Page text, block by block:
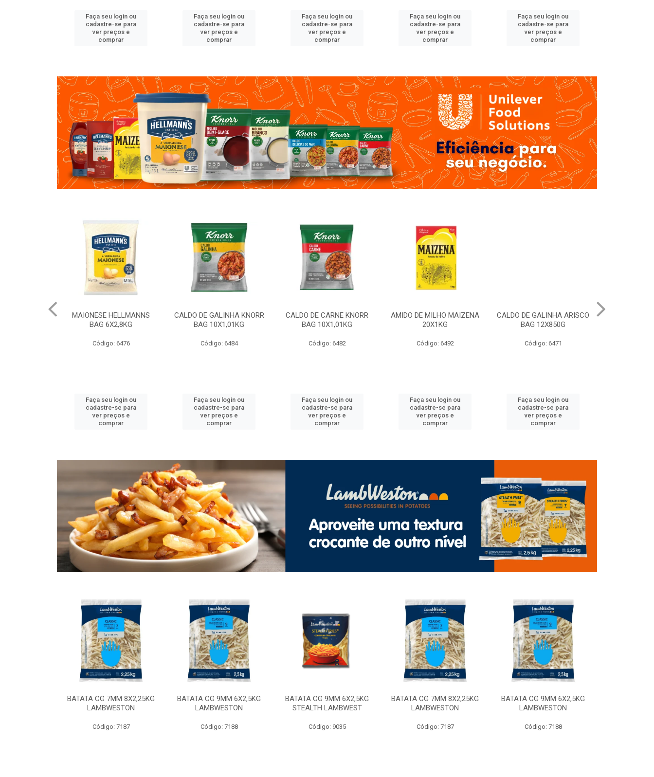
Faça seu login ou
cadastre-se para
ver preços e
comprar
Faça seu login ou
cadastre-se para
ver preços e
comprar
Faça seu login ou
cadastre-se para
ver preços e
comprar
Faça seu login ou
cadastre-se para
ver preços e
comprar
Faça seu login ou
cadastre-se para
ver preços e
comprar
MAIONESE HELLMANNS
BAG 6X2,8KG
Código: 6476
Faça seu login ou
cadastre-se para
ver preços e
comprar
CALDO DE GALINHA KNORR
BAG 10X1,01KG
Código: 6484
Faça seu login ou
cadastre-se para
ver preços e
comprar
CALDO DE CARNE KNORR
BAG 10X1,01KG
Código: 6482
Faça seu login ou
cadastre-se para
ver preços e
comprar
AMIDO DE MILHO MAIZENA
20X1KG
Código: 6492
Faça seu login ou
cadastre-se para
ver preços e
comprar
CALDO DE GALINHA ARISCO
BAG 12X850G
Código: 6471
Faça seu login ou
cadastre-se para
ver preços e
comprar
BATATA CG 7MM 8X2,25KG
LAMBWESTON
Código: 7187
BATATA CG 9MM 6X2,5KG
LAMBWESTON
Código: 7188
BATATA CG 9MM 6X2,5KG
STEALTH LAMBWEST
Código: 9035
BATATA CG 7MM 8X2,25KG
LAMBWESTON
Código: 7187
BATATA CG 9MM 6X2,5KG
LAMBWESTON
Código: 7188